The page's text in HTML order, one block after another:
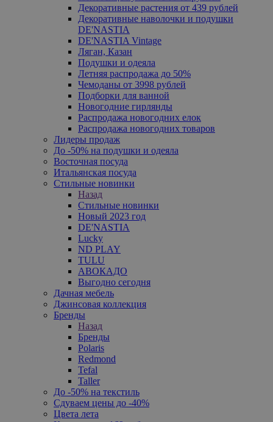
Декоративные растения от 439 рублей
Декоративные наволочки и подушки
DE'NASTIA
DE'NASTIA Vintage
Ляган, Казан
Подушки и одеяла
Летняя распродажа до 50%
Чемоданы от 3998 рублей
Подборки для ванной
Новогодние гирлянды
Распродажа новогодних елок
Распродажа новогодних товаров
Лидеры продаж
До -50% на подушки и одеяла
Восточная посуда
Итальянская посуда
Стильные новинки
Назад
Стильные новинки
Новый 2023 год
DE'NASTIA
Lucky
ND PLAY
TULU
АВОКАДО
Выгодно сегодня
Дачная мебель
Джинсовая коллекция
Бренды
Назад
Бренды
Polaris
Redmond
Tefal
Taller
До -50% на текстиль
Сдуваем цены до -40%
Цвета лета